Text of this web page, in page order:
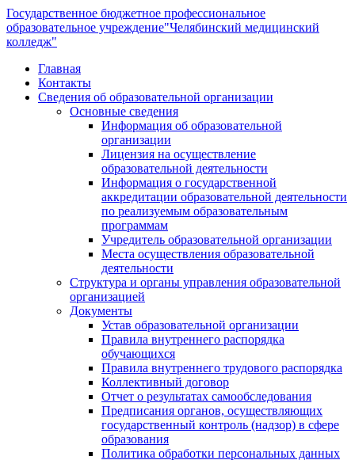
Государственное бюджетное профессиональное
образовательное учреждение"Челябинский медицинский
колледж"
Главная
Контакты
Сведения об образовательной организации
Основные сведения
Информация об образовательной
организации
Лицензия на осуществление
образовательной деятельности
Информация о государственной
аккредитации образовательной деятельности
по реализуемым образовательным
программам
Учредитель образовательной организации
Места осуществления образовательной
деятельности
Структура и органы управления образовательной
организацией
Документы
Устав образовательной организации
Правила внутреннего распорядка
обучающихся
Правила внутреннего трудового распорядка
Коллективный договор
Отчет о результатах самообследования
Предписания органов, осуществляющих
государственный контроль (надзор) в сфере
образования
Политика обработки персональных данных